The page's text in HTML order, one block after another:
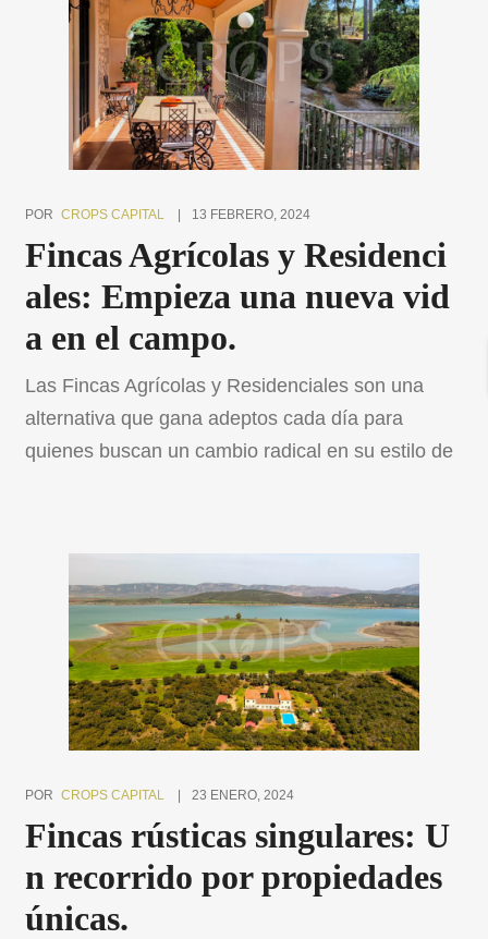
proceso complejo y lleno de desafíos. En […]
POR CROPS CAPITAL 13 FEBRERO, 2024
Fincas Agrícolas y Residenci
ales: Empieza una nueva vid
a en el campo.
Las Fincas Agrícolas y Residenciales son una
alternativa que gana adeptos cada día para
quienes buscan un cambio radical en su estilo de
natural, cultivar sus propios alimentos y vivir en
armonía con la tierra es un […]
POR CROPS CAPITAL 23 ENERO, 2024
Fincas rústicas singulares: U
n recorrido por propiedades
únicas.